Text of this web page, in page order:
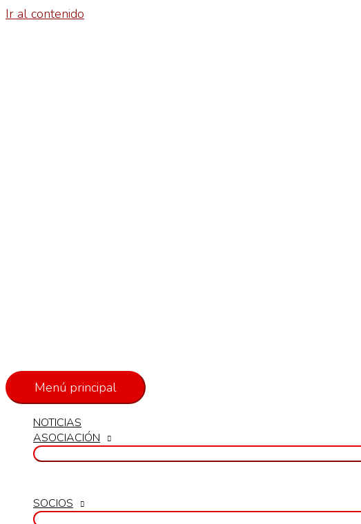
Ir al contenido
Menú principal
NOTICIAS
ASOCIACIÓN
SOCIOS